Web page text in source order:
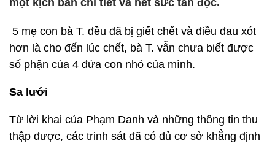
một kịch bản chi tiết và hết sức tàn độc.
5 mẹ con bà T. đều đã bị giết chết và điều đau xót
hơn là cho đến lúc chết, bà T. vẫn chưa biết được
số phận của 4 đứa con nhỏ của mình.
Sa lưới
Từ lời khai của Phạm Danh và những thông tin thu
thập được, các trinh sát đã có đủ cơ sở khẳng định